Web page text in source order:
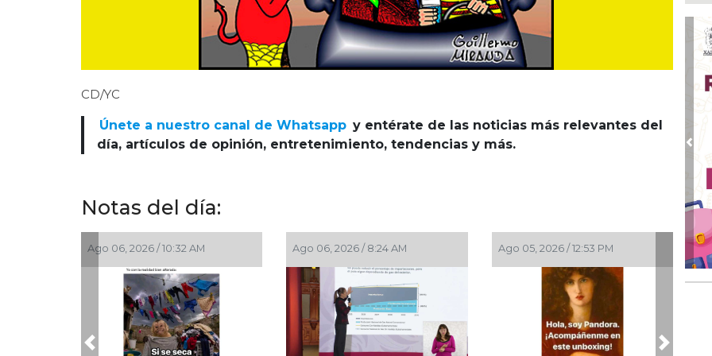
CD/YC
Únete a nuestro canal de Whatsapp y entérate de las noticias más relevantes del
día, artículos de opinión, entretenimiento, tendencias y más.
Notas del día:
Ago 06, 2026 / 10:32 AM Ago 06, 2026 / 8:24 AM Ago 05, 2026 / 12:53 PM
Previous Next
la
y